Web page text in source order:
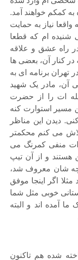
به کمکم خواهند آمد.
واقعا نیاز به حمایت
شنیده ام که قطعا
راه عشق و علاقه
کنار آن، بعضی ها
تهران برنامه ای به
آن، مادر یک شهید
ات را از حضرت
مسیر استوارت کنه
دیدن این مناظر
می کنم محکمتر
منفی کمرنگ می
هستند و از آن تیپ
بچه شان معروف شد،
مثلا اگر اینجا موفق
خوبی مثل شما
ما آمده اند و البته
شده هم تاکنون